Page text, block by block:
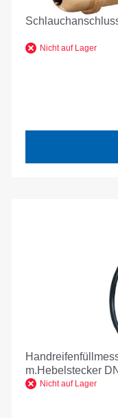
Nicht auf Lager
m.Hebelstecker
Nicht auf Lager